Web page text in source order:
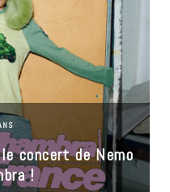
concert de Nemo
!